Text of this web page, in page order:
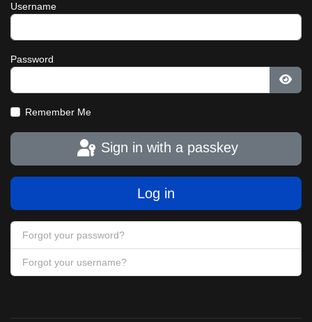
Username
Password
Remember Me
Sign in with a passkey
Log in
Forgot your password?
Forgot your username?